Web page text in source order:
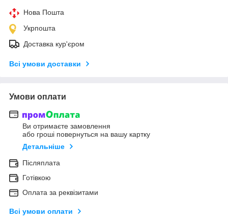
Нова Пошта
Укрпошта
Доставка кур'єром
Всі умови доставки
Умови оплати
Ви отримаєте замовлення
або гроші повернуться на вашу картку
Детальніше
Післяплата
Готівкою
Оплата за реквізитами
Всі умови оплати